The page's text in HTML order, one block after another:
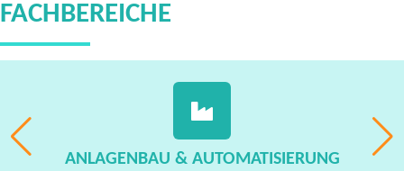
FACHBEREICHE
ANLAGENBAU & AUTOMATISIERUNG